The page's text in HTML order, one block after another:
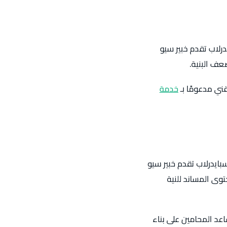
تقدم خبير سيو
البنية.
مدعومًا بـخدمة
تقدم خبير سيو
المساند للنية
المحامين على بناء